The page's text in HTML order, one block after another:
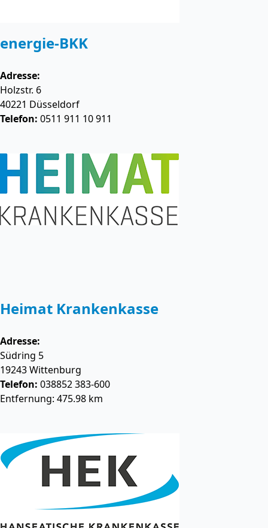
energie-BKK
Adresse:
Holzstr. 6
40221 Düsseldorf
Telefon: 0511 911 10 911
Heimat Krankenkasse
Adresse:
Südring 5
19243Wittenburg
Telefon: 038852 383-600
Entfernung: 475.98 km